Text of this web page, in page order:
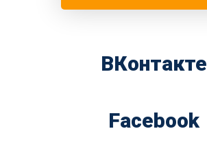
ВКонтакте
Facebook